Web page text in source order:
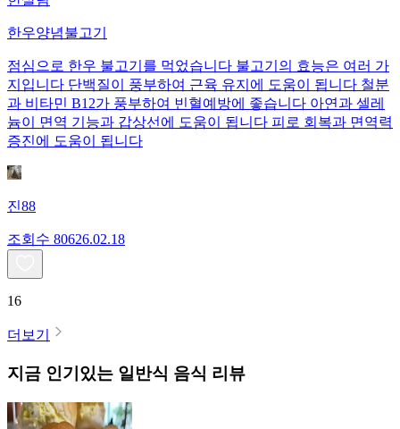
한우양념불고기
점심으로 한우 불고기를 먹었습니다 불고기의 효능은 여러 가
지입니다 단백질이 풍부하여 근육 유지에 도움이 됩니다 철분
과 비타민 B12가 풍부하여 빈혈예방에 좋습니다 아연과 셀레
늄이 면역 기능과 갑상선에 도움이 됩니다 피로 회복과 면역력
증진에 도움이 됩니다
진88
조회수 80626.02.18
16
더보기
지금 인기있는 일반식 음식 리뷰